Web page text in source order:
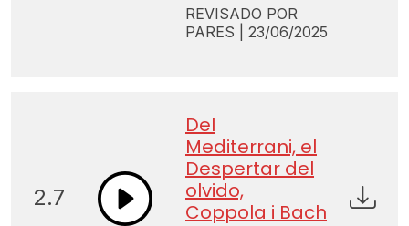
REVISADO POR
PARES | 23/06/2025
2.7
Del
Mediterrani, el
Despertar del
olvido,
Coppola i Bach